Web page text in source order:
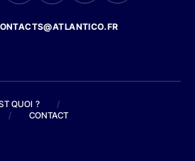
QUOI ?
/
/ CONTACT